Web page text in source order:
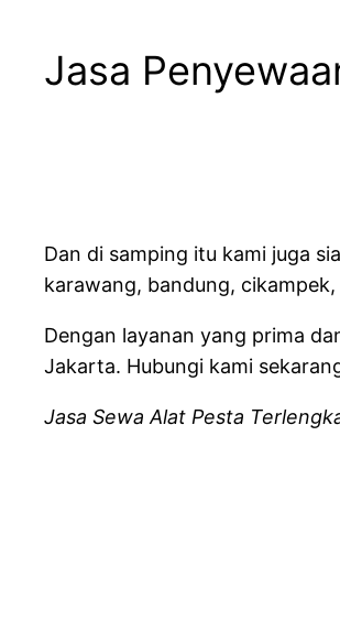
Jasa
Dan di samping itu kami juga
karawang, bandung,
Dengan layanan yang prima
Jakarta. Hubungi kami
Jasa Sewa Alat Pesta